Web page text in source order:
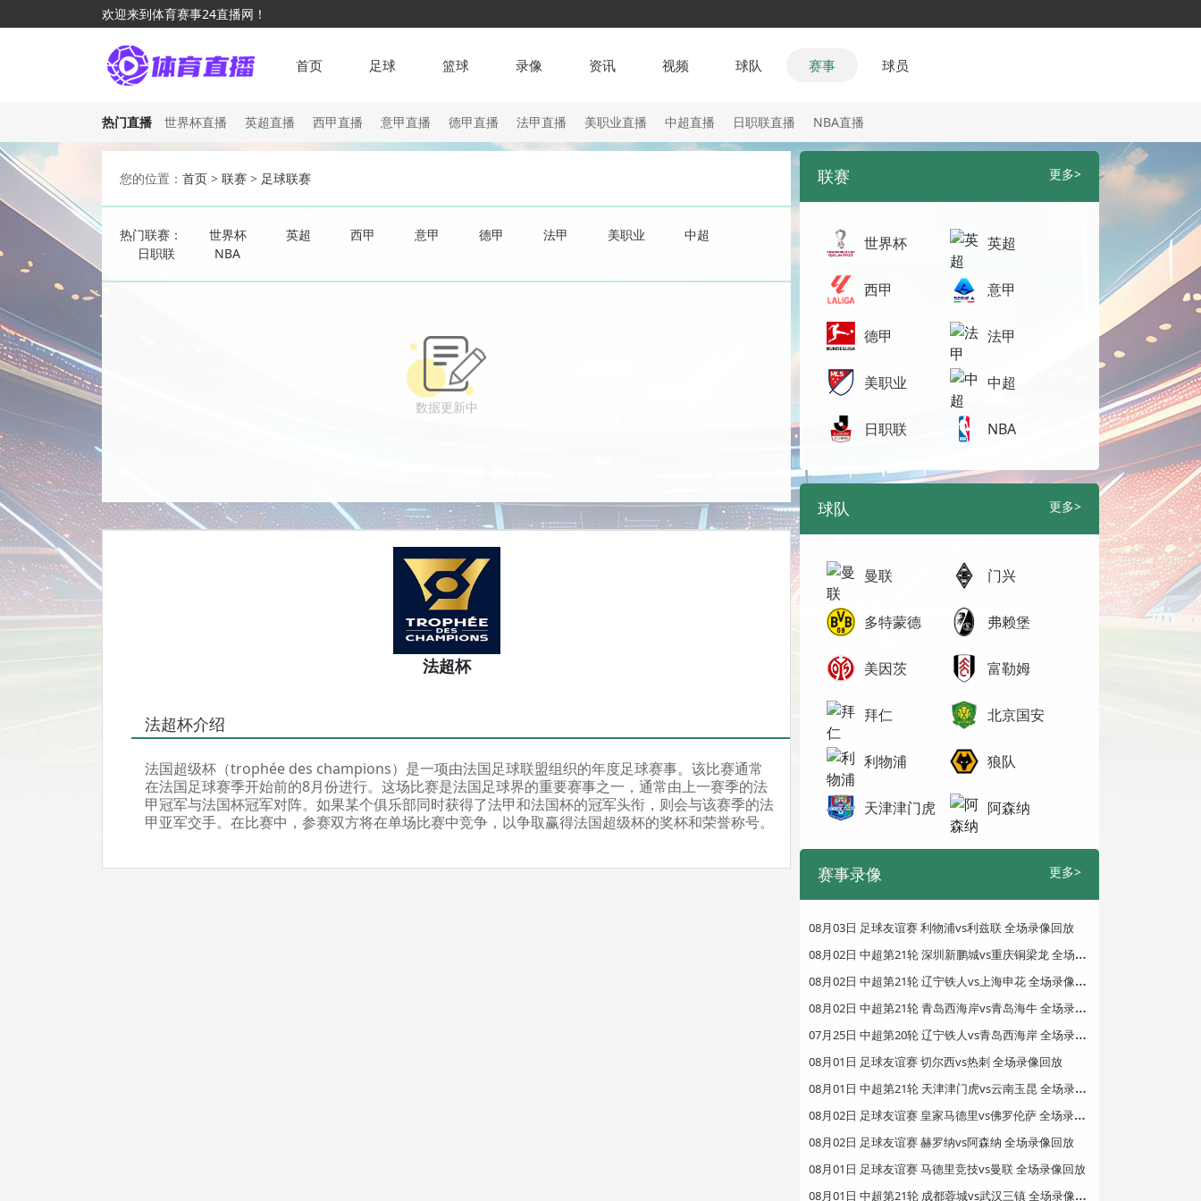
欢迎来到体育赛事24直播网！
首页 足球 篮球 录像 资讯 视频 球队 赛事 球员
热门直播 世界杯直播 英超直播 西甲直播 意甲直播 德甲直播 法甲直播 美职业直播 中超直播 日职联直播 NBA直播
您的位置： 首页 > 联赛 > 足球联赛
热门联赛： 世界杯 英超 西甲 意甲 德甲 法甲 美职业
中超
日职联
NBA
数据更新中
法超杯
法超杯介绍
法国超级杯（trophée des champions）是一项由法国足球联盟组织的年度足球赛事。该比赛通常
在法国足球赛季开始前的8月份进行。这场比赛是法国足球界的重要赛事之一，通常由上一赛季的法
甲冠军与法国杯冠军对阵。如果某个俱乐部同时获得了法甲和法国杯的冠军头衔，则会与该赛季的法
甲亚军交手。在比赛中，参赛双方将在单场比赛中竞争，以争取赢得法国超级杯的奖杯和荣誉称号。
联赛 更多>
世界杯 英超
西甲 意甲
德甲 法甲
美职业 中超
日职联 NBA
球队 更多>
曼联 门兴
多特蒙德 弗赖堡
美因茨 富勒姆
拜仁 北京国安
利物浦 狼队
天津津门虎 阿森纳
赛事录像 更多>
08月03日 足球友谊赛 利物浦vs利兹联 全场录像回放
0
8月02日 中超第21轮 深圳新鹏城vs重庆铜梁龙 全场录像回放
0
8月02日 中超第21轮 辽宁铁人vs上海申花 全场录像回放
0
8月02日 中超第21轮 青岛西海岸vs青岛海牛 全场录像回放
0
7月25日 中超第20轮 辽宁铁人vs青岛西海岸 全场录像回放
08月01日 足球友谊赛 切尔西vs热刺 全场录像回放
0
8月01日 中超第21轮 天津津门虎vs云南玉昆 全场录像回放
0
8月02日 足球友谊赛 皇家马德里vs佛罗伦萨 全场录像回放
08月02日 足球友谊赛 赫罗纳vs阿森纳 全场录像回放
08月01日 足球友谊赛 马德里竞技vs曼联 全场录像回放
0
8月01日 中超第21轮 成都蓉城vs武汉三镇 全场录像回放